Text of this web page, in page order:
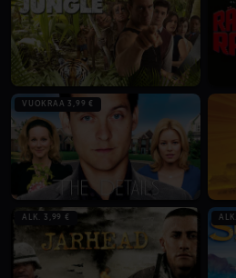
VUOKRAA 3,99 €
ALK. 3,99 €